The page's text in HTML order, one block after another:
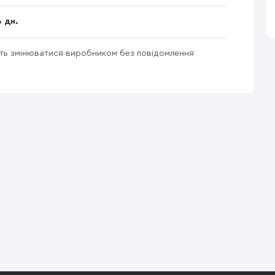
дн.
змінюватися виробником без повідомлення